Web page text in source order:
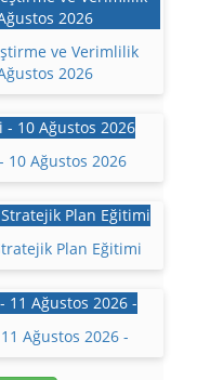
ve Verimlilik
2026
10 Ağustos 2026
Plan Eğitimi
Ağustos 2026 -